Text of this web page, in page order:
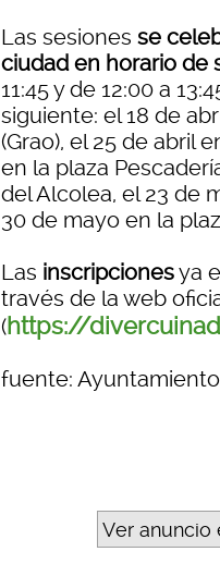
Las sesiones se
ciudad en horario de
11:45 y de 12:00 a
siguiente: el 18 de
(Grao), el 25 de abril
en la plaza
del Alcolea, el 23 de
30 de mayo en la
Las inscripcionesya
través de la web
(https://
fuente:
Ver anuncio